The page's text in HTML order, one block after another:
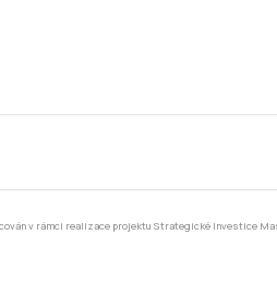
v rámci realizace projektu Strategické investice